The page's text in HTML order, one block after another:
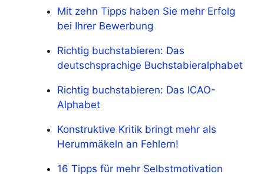
Mit zehn Tipps haben Sie mehr Erfolg
bei Ihrer Bewerbung
Richtig buchstabieren: Das
deutschsprachige Buchstabieralphabet
Richtig buchstabieren: Das ICAO-
Alphabet
Konstruktive Kritik bringt mehr als
Herummäkeln an Fehlern!
16 Tipps für mehr Selbstmotivation